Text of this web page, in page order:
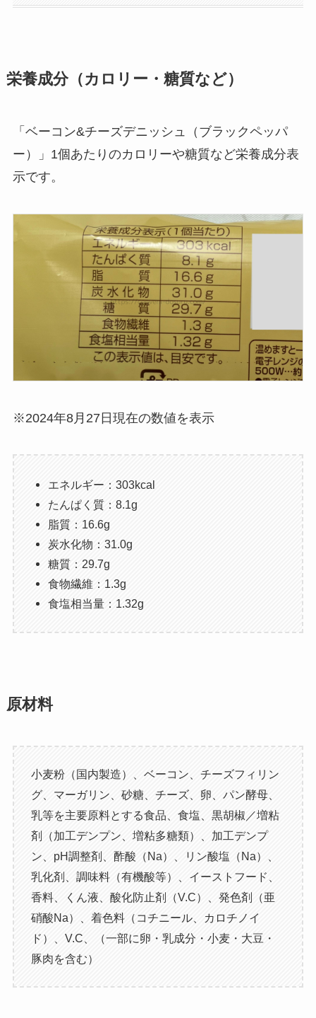
栄養成分（カロリー・糖質など）
「ベーコン&チーズデニッシュ（ブラックペッパ
ー）」1個あたりのカロリーや糖質など栄養成分表
示です。
※2024年8月27日現在の数値を表示
エネルギー：303kcal
たんぱく質：8.1g
脂質：16.6g
炭水化物：31.0g
糖質：29.7g
食物繊維：1.3g
食塩相当量：1.32g
原材料
小麦粉（国内製造）、ベーコン、チーズフィリン
グ、マーガリン、砂糖、チーズ、卵、パン酵母、
乳等を主要原料とする食品、食塩、黒胡椒／増粘
剤（加工デンプン、増粘多糖類）、加工デンプ
ン、pH調整剤、酢酸（Na）、リン酸塩（Na）、
乳化剤、調味料（有機酸等）、イーストフード、
香料、くん液、酸化防止剤（V.C）、発色剤（亜
硝酸Na）、着色料（コチニール、カロチノイ
ド）、V.C、（一部に卵・乳成分・小麦・大豆・
豚肉を含む）